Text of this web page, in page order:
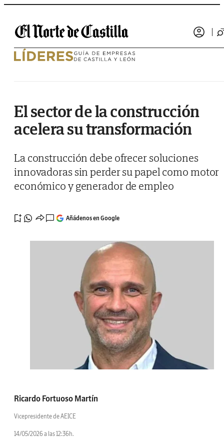
Saltar al contenido
El sector de la construcción
acelera su transformación
La construcción debe ofrecer soluciones
innovadoras sin perder su papel como motor
económico y generador de empleo
Añádenos en Google
Ricardo Fortuoso Martín
Vicepresidente de AEICE
14/05/2026 a las 12:36h.